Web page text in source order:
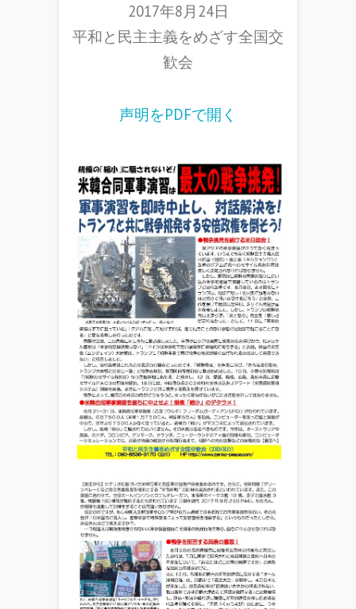
2017年8月24日
平和と民主主義をめざす全国交
歓会
声明をPDFで開く